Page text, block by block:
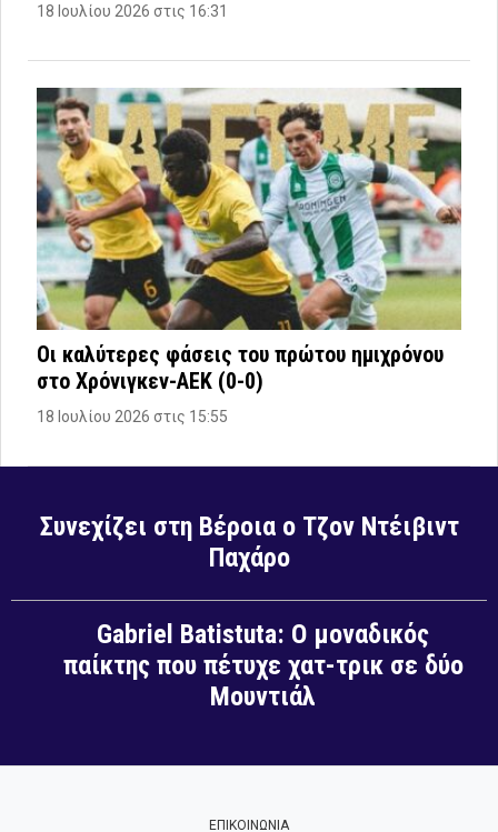
18 Ιουλίου 2026 στις 16:31
Οι καλύτερες φάσεις του πρώτου ημιχρόνου
στο Χρόνιγκεν-ΑΕΚ (0-0)
18 Ιουλίου 2026 στις 15:55
Συνεχίζει στη Βέροια ο Τζον Ντέιβιντ
Παχάρο
Gabriel Batistuta: Ο μοναδικός
παίκτης που πέτυχε χατ-τρικ σε δύο
Μουντιάλ
ΕΠΙΚΟΙΝΩΝΙΑ